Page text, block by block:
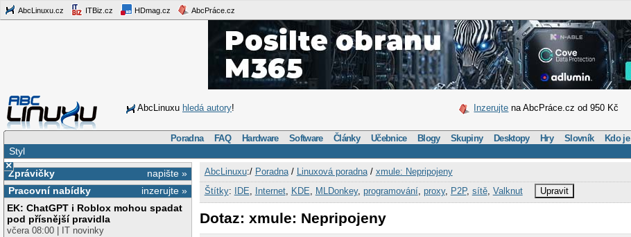
AbcLinuxu.cz ITBiz.cz HDmag.cz AbcPráce.cz
AbcLinuxu hledá autory! Inzerujte na AbcPráce.cz od 950 Kč
Poradna FAQ Hardware Software Články Učebnice Blogy Skupiny Desktopy Hry Slovník Kdo je
Styl
×
napište »
Zprávičky
inzerujte »
Pracovní nabídky
EK: ChatGPT i Roblox mohou spadat
pod přísnější pravidla
včera 08:00 | IT novinky
AbcLinuxu:/ Poradna/ Linuxová poradna/ xmule: Nepripojeny
Štítky: IDE Internet, KDE MLDonkey, programování, proxy, P2P, sítě, Valknut Upravit
Dotaz: xmule: Nepripojeny